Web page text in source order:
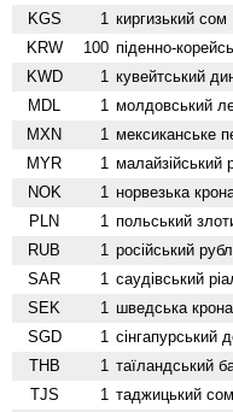
KGS 1 киргизький сом
KRW 100 піденно-
KWD 1 кувейтський
MDL 1 молдовський
MXN 1 мексиканське
MYR 1 малайзійський
NOK 1 норвезька
PLN 1 польський
RUB 1 російський
SAR 1 саудівський
SEK 1 шведська крона
SGD 1 сінгапурський
THB 1 таїландський
TJS 1 таджицький